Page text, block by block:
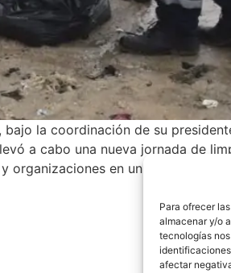
Para ofrecer
almacenar y/o
tecnologías
afectar
la coordinación de su
a cabo una nueva jornada de
organizaciones en un esfuerzo